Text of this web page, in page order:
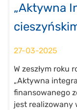
„Aktywna
27-03-2025
W zeszłym roku
„Aktywna
finansowanego
jest realizowany